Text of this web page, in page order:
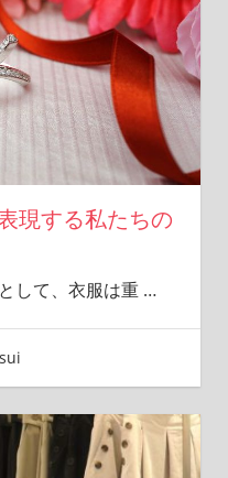
現する私たちの
して、衣服は重 …